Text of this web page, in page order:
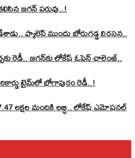
జగన్ పరువు..!
ప్యాలెస్‌ ముందు బోరుగడ్డ నిరసన..
రెడీ.. జగన్‌కు లోకేష్‌ ఓపెన్ ఛాలెంజ్..
రికార్డు టైమ్‌లో భోగాపురం రెడీ..!
లక్షల మందికి లబ్ధి.. లోకేష్‌ ఎమోషనల్